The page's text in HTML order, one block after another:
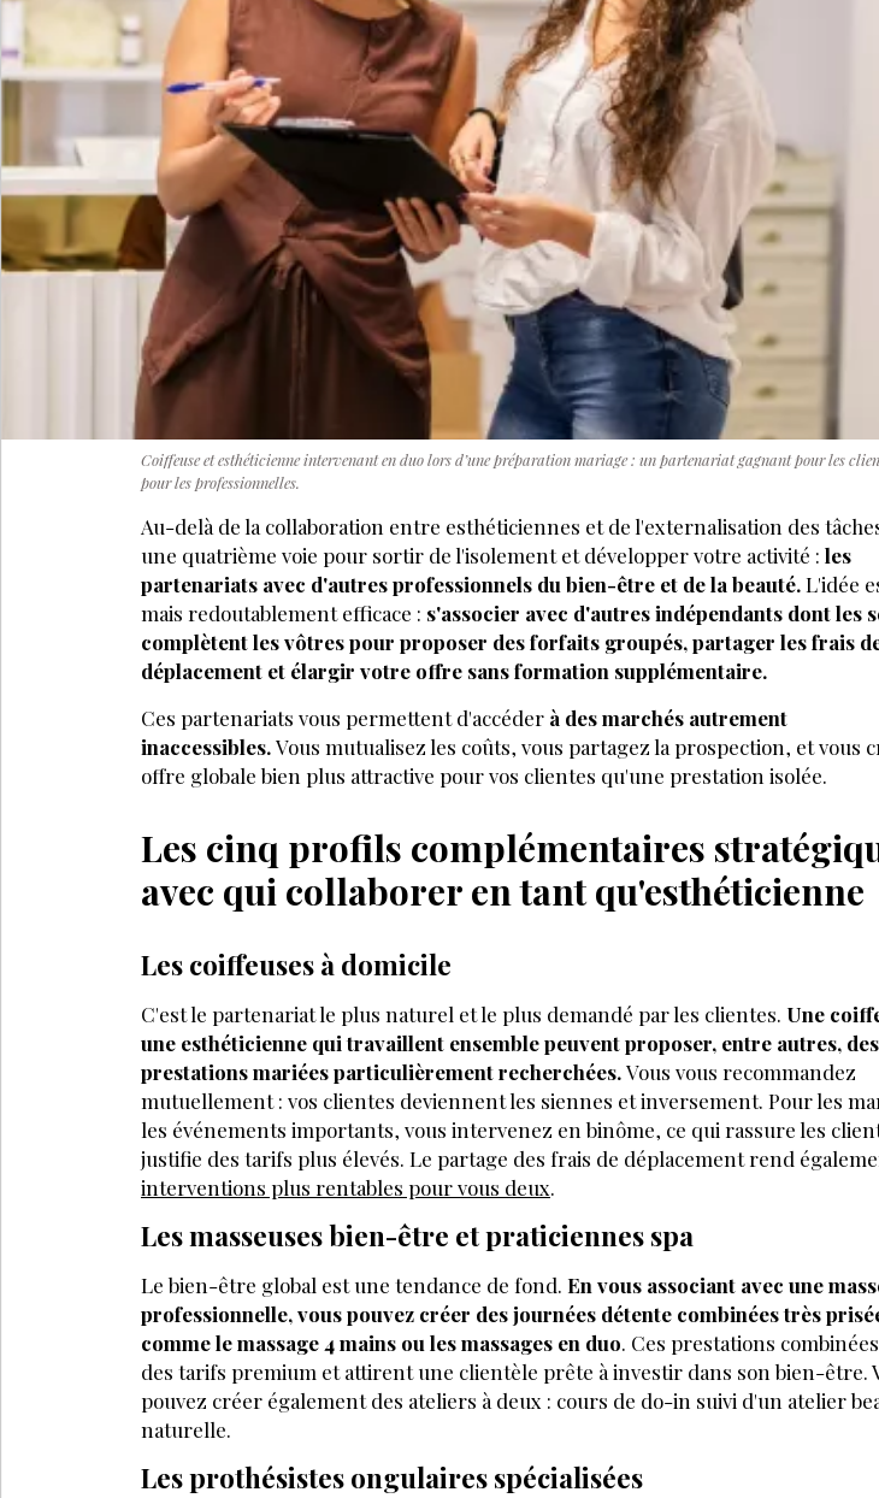
Coiffeuse et esthéticienne intervenant en duo lors d’une préparation mariage : un partenariat gagnant pour les
pour les professionnelles.
Au-delà de la collaboration entre esthéticiennes et de l'externalisation des
une quatrième voie pour sortir de l'isolement et développer votre activité : les
partenariats avec d'autres professionnels du bien-être et de la beauté.L'idée
mais redoutablement efficace : s'associer avec d'autres indépendants dont les
complètent les vôtres pour proposer des forfaits groupés, partager les frais
déplacement et élargir votre offre sans formation supplémentaire.
Ces partenariats vous permettent d'accéder à des marchés autrement
inaccessibles.Vous mutualisez les coûts, vous partagez la prospection, et vous
offre globale bien plus attractive pour vos clientes qu'une prestation isolée.
Les cinq profils complémentaires
avec qui collaborer en tant qu'esthéticienne
Les coiffeuses à domicile
C'est le partenariat le plus naturel et le plus demandé par les clientes. Une
une esthéticienne qui travaillent ensemble peuvent proposer, entre autres, des
prestations mariées particulièrement recherchées.Vous vous recommandez
mutuellement : vos clientes deviennent les siennes et inversement. Pour les
les événements importants, vous intervenez en binôme, ce qui rassure les
justifie des tarifs plus élevés. Le partage des frais de déplacement rend
interventions plus rentables pour vous deux.
Les masseuses bien-être et praticiennes spa
Le bien-être global est une tendance de fond. En vous associant avec une
professionnelle, vous pouvez créer des journées détente combinées très
comme le massage 4 mains ou les massages en duo. Ces prestations
des tarifs premium et attirent une clientèle prête à investir dans son bien-être.
pouvez créer également des ateliers à deux : cours de do-in suivi d'un atelier
naturelle.
Les prothésistes ongulaires spécialisées